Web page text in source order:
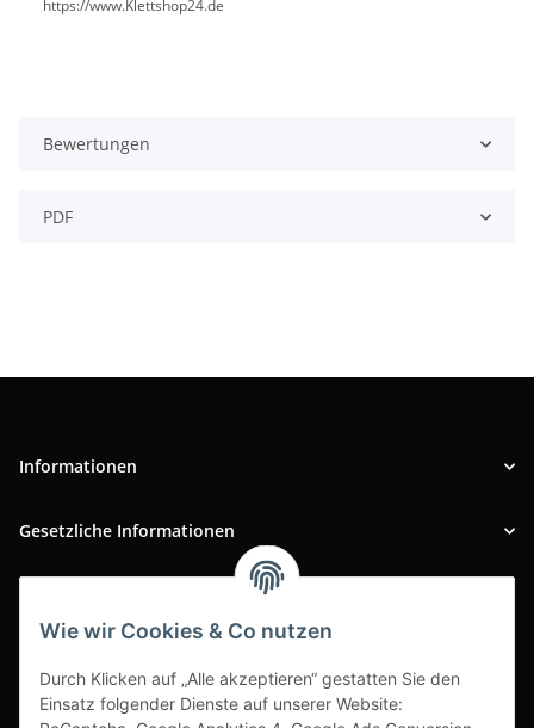
Wie wir Cookies & Co nutzen
Durch Klicken auf „Alle akzeptieren“ gestatten Sie den
Einsatz folgender Dienste auf unserer Website:
https://www.Klettshop24.de
Bewertungen
PDF
Informationen
Gesetzliche Informationen